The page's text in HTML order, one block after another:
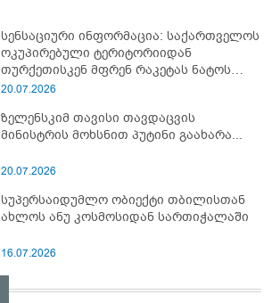
სენსაციური ინფორმაცია: საქართველოს
ოკუპირებული ტერიტორიიდან
თურქეთისკენ მფრენ რაკეტას ნატოს
სამიტი კინაღამ ჩაუშლია
20.07.2026
ზელენსკიმ თავისი თავდაცვის
მინისტრის მოხსნით პუტინი გაახარა...
20.07.2026
სუპერსაიდუმლო ობიექტი თბილისთან
ახლოს ანუ კოსმოსიდან სართიჭალაში
16.07.2026